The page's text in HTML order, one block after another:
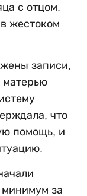
с отцом.
жестоком
записи,
матерью
что
помощь, и
минимум за